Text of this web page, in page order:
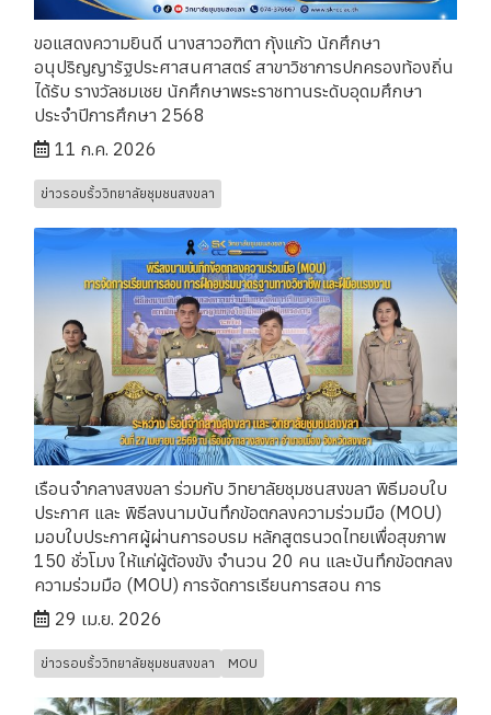
ขอแสดงความยินดี นางสาวอฑิตา กุ้งแก้ว นักศึกษา
อนุปริญญารัฐประศาสนศาสตร์ สาขาวิชาการปกครองท้องถิ่น
ได้รับ รางวัลชมเชย นักศึกษาพระราชทานระดับอุดมศึกษา
ประจำปีการศึกษา 2568
11 ก.ค. 2026
ข่าวรอบรั้ววิทยาลัยชุมชนสงขลา
เรือนจำกลางสงขลา ร่วมกับ วิทยาลัยชุมชนสงขลา พิธีมอบใบ
ประกาศ และ พิธีลงนามบันทึกข้อตกลงความร่วมมือ (MOU)
มอบใบประกาศผู้ผ่านการอบรม หลักสูตรนวดไทยเพื่อสุขภาพ
150 ชั่วโมง ให้แก่ผู้ต้องขัง จำนวน 20 คน และบันทึกข้อตกลง
ความร่วมมือ (MOU) การจัดการเรียนการสอน การ
29 เม.ย. 2026
ข่าวรอบรั้ววิทยาลัยชุมชนสงขลา MOU